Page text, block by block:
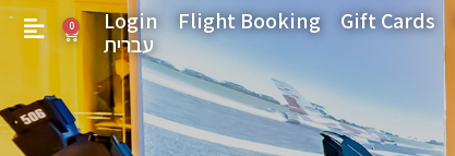
0 Login Flight Booking Gift Cards
עברית